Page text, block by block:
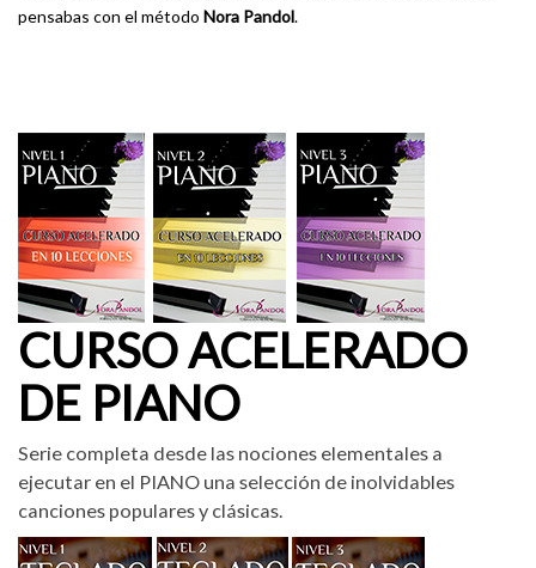
pensabas con el método Nora Pandol.
CURSO ACELERADO
DE PIANO
Serie completa desde las nociones elementales a
ejecutar en el PIANO una selección de inolvidables
canciones populares y clásicas.